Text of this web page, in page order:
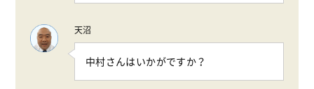
天沼
中村さんはいかがですか？